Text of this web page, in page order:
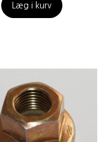
Læg i kurv